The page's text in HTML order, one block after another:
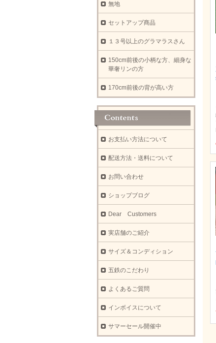
無地
セットアップ商品
１３号以上のグラマラスさん
150cm前後の小柄な方、細身な
華奢リンの方
170cm前後の背が高い方
お支払い方法について
配送方法・送料について
お問い合わせ
ショップブログ
Dear Customers
実店舗のご紹介
サイズ＆コンディション
五鉄のこだわり
よくあるご質問
インボイスについて
サマーセール開催中